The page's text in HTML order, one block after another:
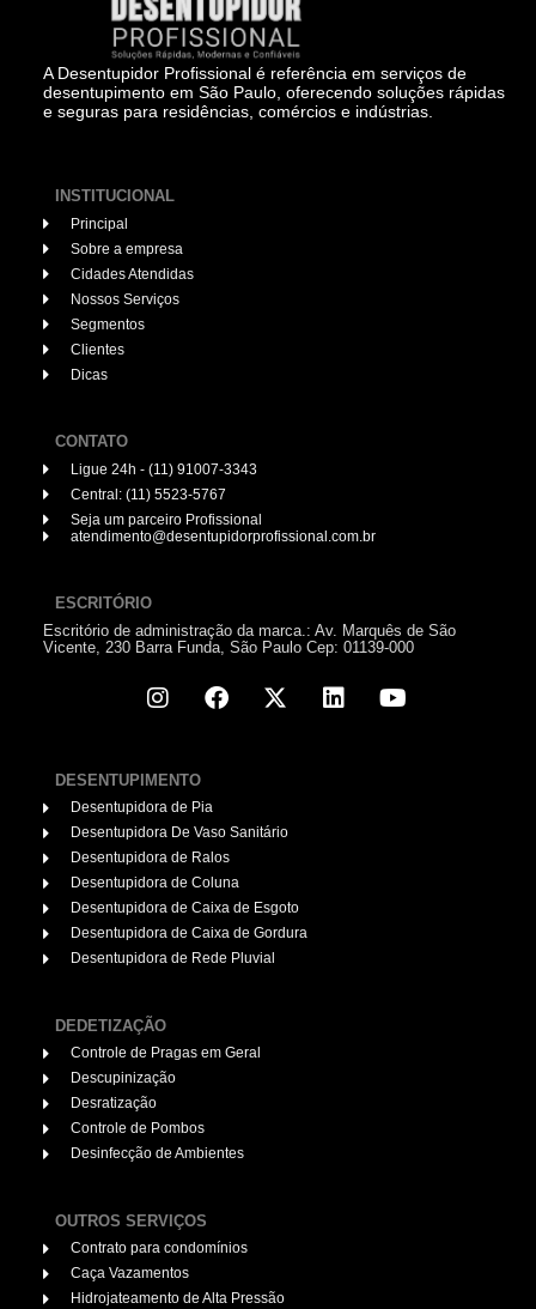
A Desentupidor Profissional é referência em serviços de
desentupimento em São Paulo, oferecendo soluções rápidas
e seguras para residências, comércios e indústrias.
INSTITUCIONAL
Principal
Sobre a empresa
Cidades Atendidas
Nossos Serviços
Segmentos
Clientes
Dicas
CONTATO
Ligue 24h - (11) 91007-3343
Central: (11) 5523-5767
Seja um parceiro Profissional
atendimento@desentupidorprofissional.com.br
ESCRITÓRIO
Escritório de administração da marca.: Av. Marquês de São
Vicente, 230 Barra Funda, São Paulo Cep: 01139-000
DESENTUPIMENTO
Desentupidora de Pia
Desentupidora De Vaso Sanitário
Desentupidora de Ralos
Desentupidora de Coluna
Desentupidora de Caixa de Esgoto
Desentupidora de Caixa de Gordura
Desentupidora de Rede Pluvial
DEDETIZAÇÃO
Controle de Pragas em Geral
Descupinização
Desratização
Controle de Pombos
Desinfecção de Ambientes
OUTROS SERVIÇOS
Contrato para condomínios
Caça Vazamentos
Hidrojateamento de Alta Pressão